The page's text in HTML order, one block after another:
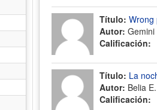
Título: Wrong
Autor:
Calificación:
Título: La
Autor: Belia
Calificación: